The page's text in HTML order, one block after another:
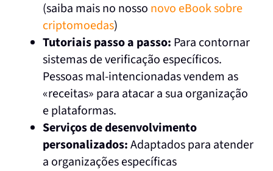
(saiba mais no nosso novo eBook sobre
criptomoedas)
Tutoriais passo a passo: Para contornar
sistemas de verificação específicos.
Pessoas mal-intencionadas vendem as
«receitas» para atacar a sua organização
e plataformas.
Serviços de desenvolvimento
personalizados:Adaptados para atender
a organizações específicas